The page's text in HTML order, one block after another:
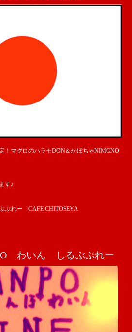
マグロのハラモDON＆かぼちゃNIMONO
す♪
れー CAFE CHITOSEYA
わいん しるぶぷれー